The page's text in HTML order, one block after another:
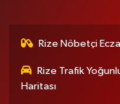
Rize Nöbetçi
Rize Trafik
Haritası